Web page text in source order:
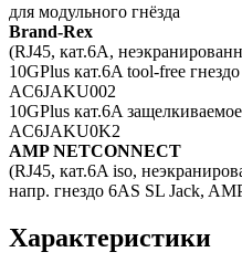
для модульного гнёзда
Brand-Rex
(RJ45, кат.6A,
10GPlus кат.6A tool-free
AC6JAKU002
10GPlus кат.6A
AC6JAKU0K2
AMP NETCONNECT
(RJ45, кат.6A iso,
напр. гнездо 6AS SL Jack,
Характеристики